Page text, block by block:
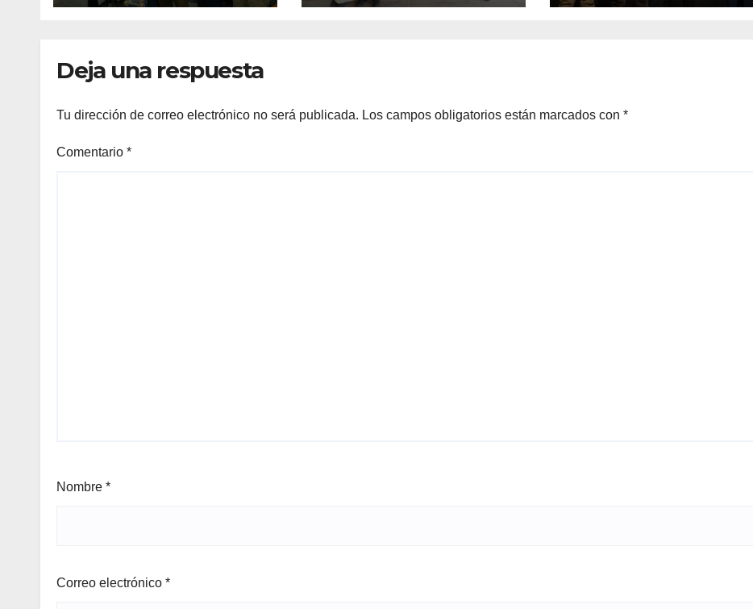
maulina a
recursos del Royalty
del Preuniversitario
Deja una respuesta
Tu dirección de correo electrónico no será publicada. Los campos obligatorios están marcados con *
Comentario *
Nombre *
Correo electrónico *